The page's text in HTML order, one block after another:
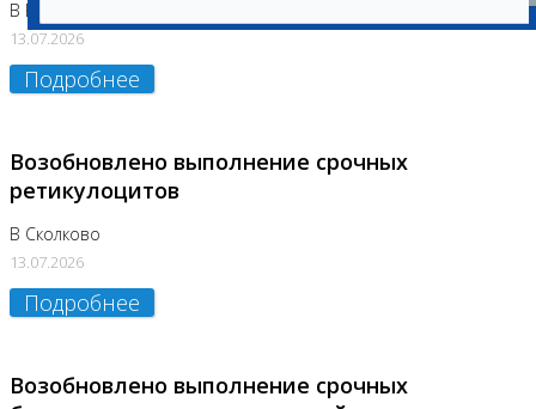
В Бутово
13.07.2026
Подробнее
Возобновлено выполнение срочных
ретикулоцитов
В Сколково
13.07.2026
Подробнее
Возобновлено выполнение срочных